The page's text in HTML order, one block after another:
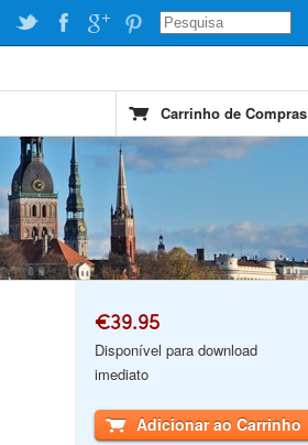
Carrinho de Compras
€39.95
Disponível para download
imediato
Adicionar ao Carrinho